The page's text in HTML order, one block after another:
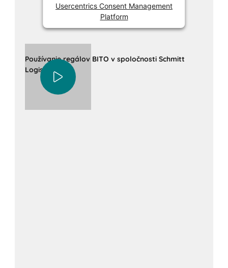
Usercentrics Consent Management
Platform
Používanie regálov BITO v spoločnosti Schmitt
Logistik